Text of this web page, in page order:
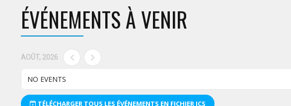
ÉVÉNEMENTS À VENIR
AOÛT, 2026
NO EVENTS
TÉLÉCHARGER TOUS LES ÉVÉNEMENTS EN FICHIER ICS